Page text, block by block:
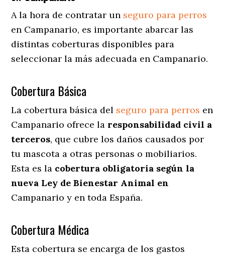
A la hora de contratar un seguro para perros
en Campanario, es importante abarcar las
distintas coberturas disponibles para
seleccionar la más adecuada en Campanario.
Cobertura Básica
La cobertura básica del seguro para perros en
Campanario ofrece la responsabilidad civil a
terceros, que cubre los daños causados por
tu mascota a otras personas o mobiliarios.
Esta es la cobertura obligatoria según la
nueva Ley de Bienestar Animal en
Campanario y en toda España.
Cobertura Médica
Esta cobertura se encarga de los gastos